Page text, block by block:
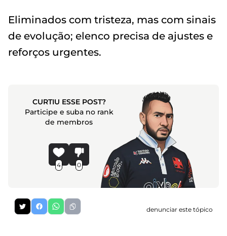
Eliminados com tristeza, mas com sinais
de evolução; elenco precisa de ajustes e
reforços urgentes.
CURTIU ESSE POST?
Participe e suba no rank
de membros
4 0
denunciar este tópico